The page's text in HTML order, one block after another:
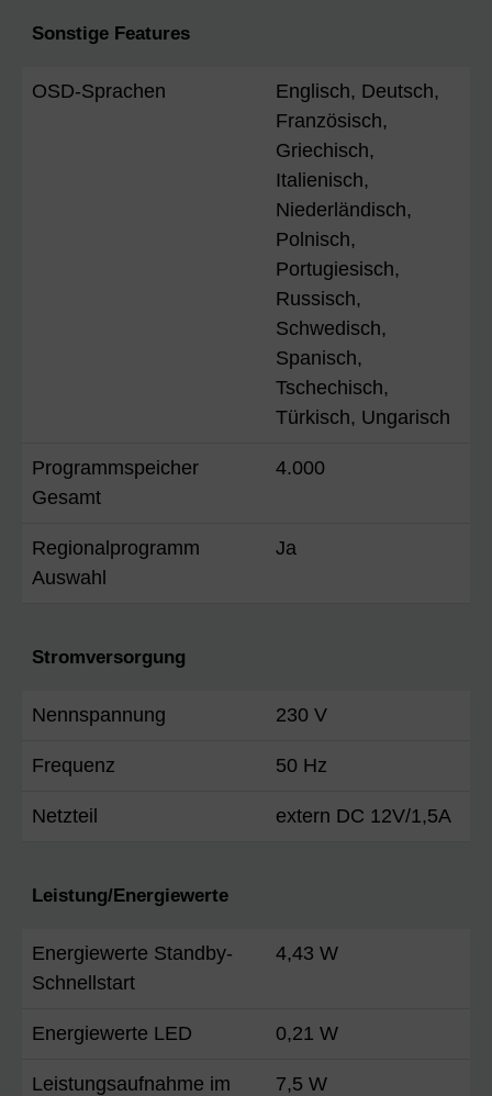
Sonstige Features
OSD-Sprachen
Englisch, Deutsch,
Französisch,
Griechisch,
Italienisch,
Niederländisch,
Polnisch,
Portugiesisch,
Russisch,
Schwedisch,
Spanisch,
Tschechisch,
Türkisch, Ungarisch
Programmspeicher
Gesamt
4.000
Regionalprogramm
Auswahl
Ja
Stromversorgung
Nennspannung 230 V
Frequenz 50 Hz
Netzteil extern DC 12V/1,5A
Leistung/Energiewerte
Energiewerte Standby-
Schnellstart
4,43 W
Energiewerte LED 0,21 W
Leistungsaufnahme im
7,5 W